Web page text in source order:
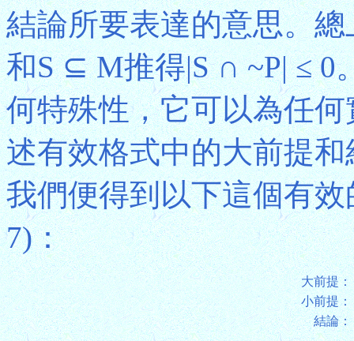
結論所要表達的意思。
和S ⊆ M推得|S ∩ ~P| ≤ 0
何特殊性，它可以為任
述有效格式中的大前提
我們便得到以下這個有效
7)：
大前提：
小前提：
結論：